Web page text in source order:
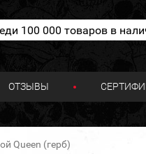
ОТЗЫВЫ
Queen (герб)